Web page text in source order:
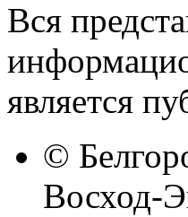
Вся
является
©
Восход-